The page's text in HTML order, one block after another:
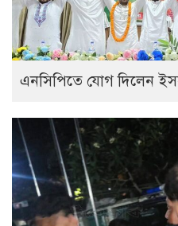
এনসিপিতে যোগ দিলেন